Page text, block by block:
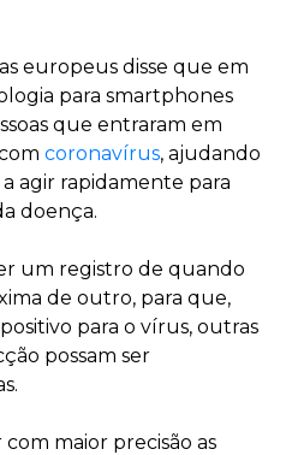
europeus disse que em
para smartphones
que entraram em
coronavírus, ajudando
agir rapidamente para
doença.
um registro de quando
de outro, para que,
para o vírus, outras
possam ser
maior precisão as